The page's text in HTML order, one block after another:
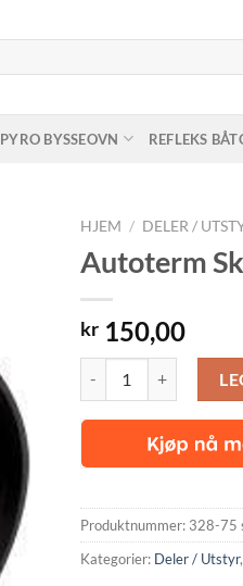
PYRO BYSSEOVN REFLEKS
HJEM / DELER /
Autoterm
kr 150,00
Produktnummer: 328-75
Kategorier: Deler / Utstyr,